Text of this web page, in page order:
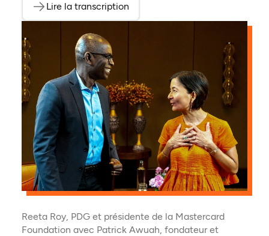
Lire la transcription(ouvre dans un nouvel onglet)
Reeta Roy, PDG et présidente de la Mastercard
Foundation avec Patrick Awuah, fondateur et